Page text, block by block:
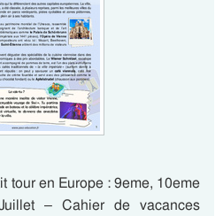
tour en Europe : 9eme, 10eme
– Cahier de vacances